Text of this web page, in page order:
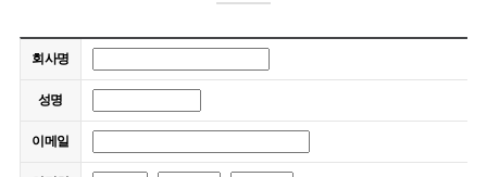
회사명
성명
이메일